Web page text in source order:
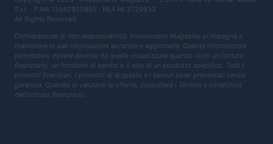
S.r.l. · P.IVA 13542920965 · REA MI 2729933
All Rights Reserved
Dichiarazione di non responsabilità: Investimenti Magazine si impegna a
mantenere le sue informazioni accurate e aggiornate. Queste informazioni
potrebbero essere diverse da quelle visualizzate quando visiti un istituto
finanziario, un fornitore di servizi o il sito di un prodotto specifico. Tutti i
prodotti finanziari, i prodotti di acquisto e i servizi sono presentati senza
garanzia. Quando si valutano le offerte, consultare i Termini e condizioni
dell'istituto finanziario.